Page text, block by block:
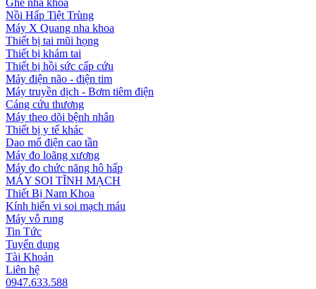
Ghế nha khoa
Nồi Hấp Tiệt Trùng
Máy X Quang nha khoa
Thiết bị tai mũi họng
Thiết bị khám tai
Thiết bị hồi sức cấp cứu
Máy điện não - điện tim
Máy truyền dịch - Bơm tiêm điện
Cáng cứu thương
Máy theo dõi bệnh nhân
Thiết bị y tế khác
Dao mổ điện cao tần
Máy đo loãng xương
Máy đo chức năng hô hấp
MÁY SOI TĨNH MẠCH
Thiết Bị Nam Khoa
Kính hiển vi soi mạch máu
Máy vỗ rung
Tin Tức
Tuyển dụng
Tài Khoản
Liên hệ
0947.633.588